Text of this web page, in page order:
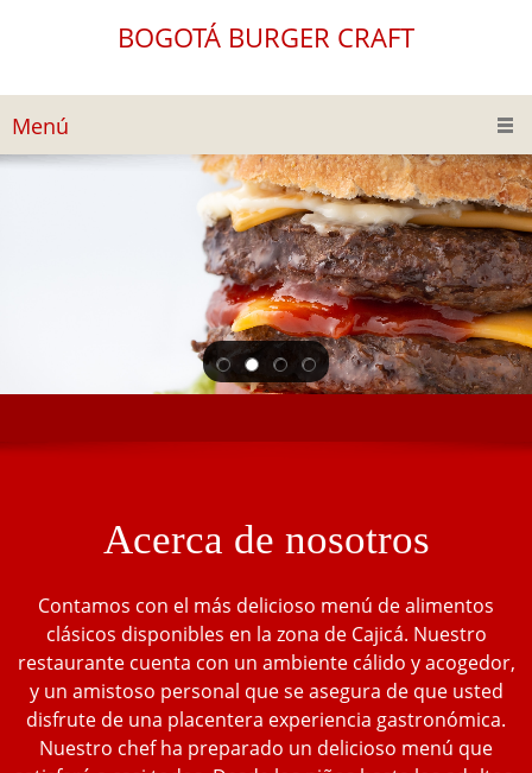
BOGOTÁ BURGER CRAFT
Menú
Acerca de nosotros
Contamos con el más delicioso menú de alimentos
clásicos disponibles en la zona de Cajicá. Nuestro
restaurante cuenta con un ambiente cálido y acogedor,
y un amistoso personal que se asegura de que usted
disfrute de una placentera experiencia gastronómica.
Nuestro chef ha preparado un delicioso menú que